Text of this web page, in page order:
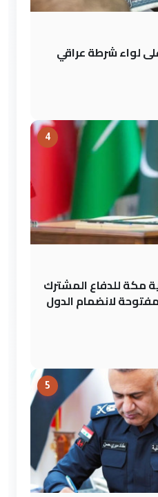
لواء شرطة عراقي
4
مكة للدفاع المشترك
لانضمام الدول
5